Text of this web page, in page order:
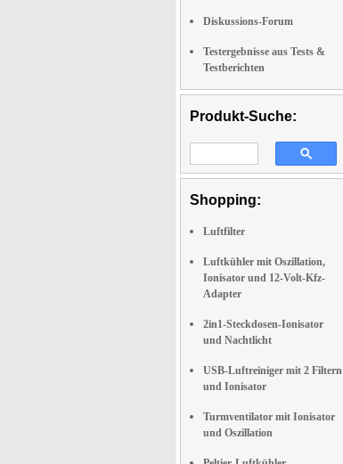
Diskussions-Forum
Testergebnisse aus Tests &
Testberichten
Produkt-Suche:
Shopping:
Luftfilter
Luftkühler mit Oszillation,
Ionisator und 12-Volt-Kfz-
Adapter
2in1-Steckdosen-Ionisator
und Nachtlicht
USB-Luftreiniger mit 2 Filtern
und Ionisator
Turmventilator mit Ionisator
und Oszillation